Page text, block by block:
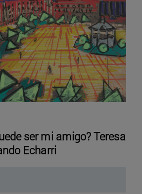
ser mi amigo? Teresa
Echarri